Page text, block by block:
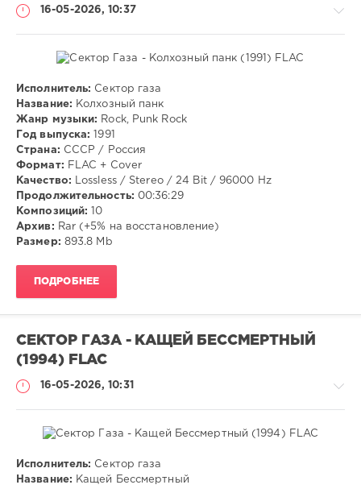
16-05-2026, 10:37
Музыка
VANGOG19
Rock
Исполнитель: Сектор газа
Название: Колхозный панк
Жанр музыки:
Rock, Punk Rock
Год выпуска:
1991
Страна: СССР / Россия
Формат: FLAC + Cover
Качество: Lossless / Stereo / 24 Bit / 96000 Hz
Продолжительность: 00:36:29
Композиций:
10
Архив: Rar (+5% на восстановление)
Размер: 893.8 Mb
ПОДРОБНЕЕ
СЕКТОР ГАЗА - КАЩЕЙ БЕССМЕРТНЫЙ
(1994) FLAC
16-05-2026, 10:31
Музыка
Исполнитель: Сектор газа
Название: Кащей Бессмертный